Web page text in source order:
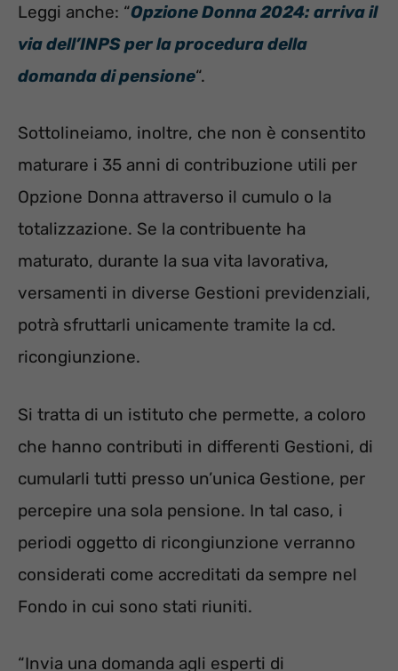
Leggi anche: “Opzione Donna 2024: arriva il
via dell’INPS per la procedura della
domanda di pensione“.
Sottolineiamo, inoltre, che non è consentito
maturare i 35 anni di contribuzione utili per
Opzione Donna attraverso il cumulo o la
totalizzazione. Se la contribuente ha
maturato, durante la sua vita lavorativa,
versamenti in diverse Gestioni previdenziali,
potrà sfruttarli unicamente tramite la cd.
ricongiunzione.
Si tratta di un istituto che permette, a coloro
che hanno contributi in differenti Gestioni, di
cumularli tutti presso un’unica Gestione, per
percepire una sola pensione. In tal caso, i
periodi oggetto di ricongiunzione verranno
considerati come accreditati da sempre nel
Fondo in cui sono stati riuniti.
“Invia una domanda agli esperti di